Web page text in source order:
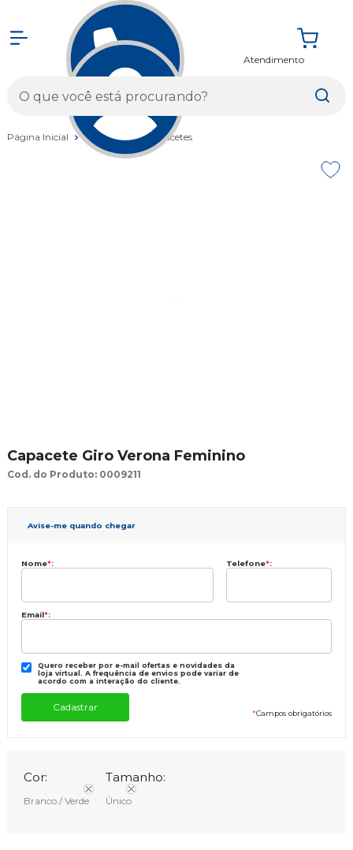
Atendimento
Página Inicial Vestuários Capacetes
Capacete Giro Verona Feminino
Cod. do Produto: 0009211
Avise-me quando chegar
Nome*: Telefone*:
Email*:
Quero receber por e-mail ofertas e novidades da
loja virtual. A frequência de envios pode variar de
acordo com a interação do cliente.
*Campos obrigatórios
Cor:
Branco / Verde
Tamanho:
Único